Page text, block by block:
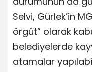
Selvi, Gürlek’in
örgüt” olarak
belediyelerde
atamalar